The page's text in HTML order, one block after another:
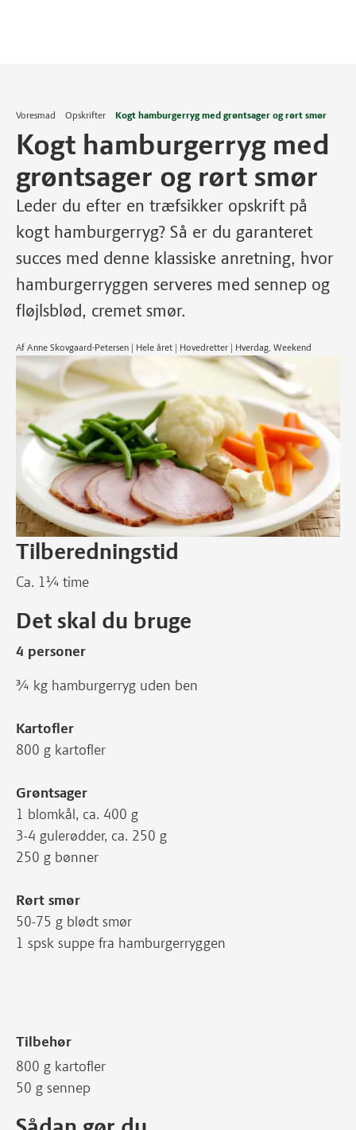
Voresmad Opskrifter Kogt hamburgerryg med grøntsager og rørt smør
Kogt hamburgerryg med
grøntsager og rørt smør
Leder du efter en træfsikker opskrift på
kogt hamburgerryg? Så er du garanteret
succes med denne klassiske anretning, hvor
hamburgerryggen serveres med sennep og
fløjlsblød, cremet smør.
Af Anne Skovgaard-Petersen | Hele året | Hovedretter | Hverdag, Weekend
Tilberedningstid
Ca. 1¼ time
Det skal du bruge
4 personer
¾ kg hamburgerryg uden ben
Kartofler
800 g kartofler
Grøntsager
1 blomkål, ca. 400 g
3-4 gulerødder, ca. 250 g
250 g bønner
Rørt smør
50-75 g blødt smør
1 spsk suppe fra hamburgerryggen
Tilbehør
800 g kartofler
50 g sennep